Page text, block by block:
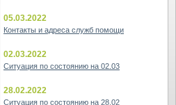
05.03.2022
Контакты и адреса служб помощи
02.03.2022
Ситуация по состоянию на 02.03
28.02.2022
Ситуация по состоянию на 28.02